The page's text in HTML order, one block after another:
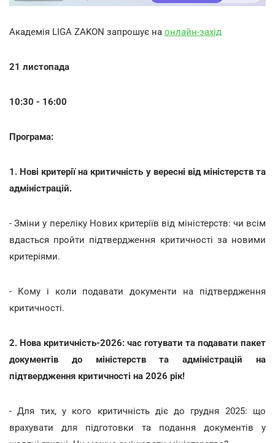
Академія LIGA ZAKON запрошує на онлайн-захід
21 листопада
10:30 - 16:00
Програма:
1. Нові критерії на критичність у вересні від міністерств та
адміністрацій.
- Зміни у переліку Нових критеріїв від міністерств: чи всім
вдасться пройти підтвердження критичності за новими
критеріями.
- Кому і коли подавати документи на підтвердження
критичності.
2. Нова критичність-2026: час готувати та подавати пакет
документів до міністерств та адміністрацій на
підтвердження критичності на 2026 рік!
- Для тих, у кого критичність діє до грудня 2025: що
врахувати для підготовки та подання документів у